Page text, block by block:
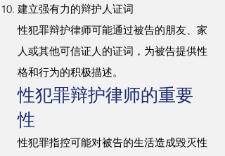
建立强有力的辩护人证词
性犯罪辩护律师可能通过被告的朋友、家
人或其他可信证人的证词，为被告提供性
格和行为的积极描述。
性犯罪辩护律师的重要
性
性犯罪指控可能对被告的生活造成毁灭性